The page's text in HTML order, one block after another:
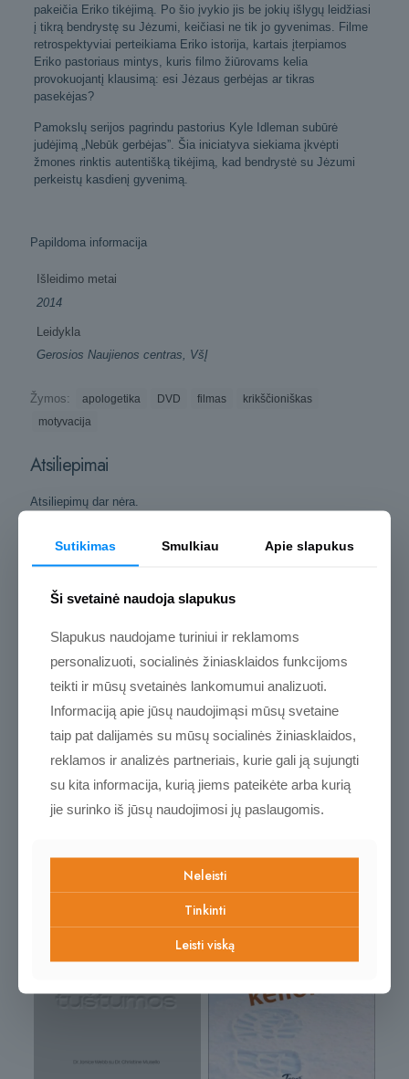
pakeičia Eriko tikėjimą. Po šio įvykio jis be jokių išlygų leidžiasi
į tikrą bendrystę su Jėzumi, keičiasi ne tik jo gyvenimas. Filme
retrospektyviai perteikiama Eriko istorija, kartais įterpiamos
Eriko pastoriaus mintys, kuris filmo žiūrovams kelia
provokuojantį klausimą: esi Jėzaus gerbėjas ar tikras
pasekėjas?
Pamokslų serijos pagrindu pastorius Kyle Idleman subūrė
judėjimą „Nebūk gerbėjas”. Šia iniciatyva siekiama įkvėpti
žmones rinktis autentišką tikėjimą, kad bendrystė su Jėzumi
perkeistų kasdienį gyvenimą.
Papildoma informacija
Išleidimo metai
2014
Leidykla
Gerosios Naujienos centras, VšĮ
Žymos: apologetika DVD filmas
krikščioniškas
motyvacija
Atsiliepimai
Atsiliepimų dar nėra.
produktą.
Naujos ir
populiarėjančios prekės
Kviečiame pasižvalgyti
Sutikimas Smulkiau Apie slapukus
Ši svetainė naudoja slapukus
Slapukus naudojame turiniui ir reklamoms
personalizuoti, socialinės žiniasklaidos funkcijoms
teikti ir mūsų svetainės lankomumui analizuoti.
Informaciją apie jūsų naudojimąsi mūsų svetaine
taip pat dalijamės su mūsų socialinės žiniasklaidos,
reklamos ir analizės partneriais, kurie gali ją sujungti
su kita informacija, kurią jiems pateikėte arba kurią
jie surinko iš jūsų naudojimosi jų paslaugomis.
Neleisti
Tinkinti
Leisti viską